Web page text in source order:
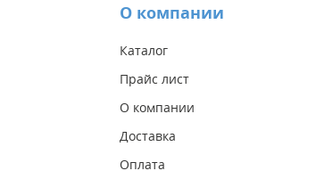
О компании
Каталог
Прайс лист
О компании
Доставка
Оплата